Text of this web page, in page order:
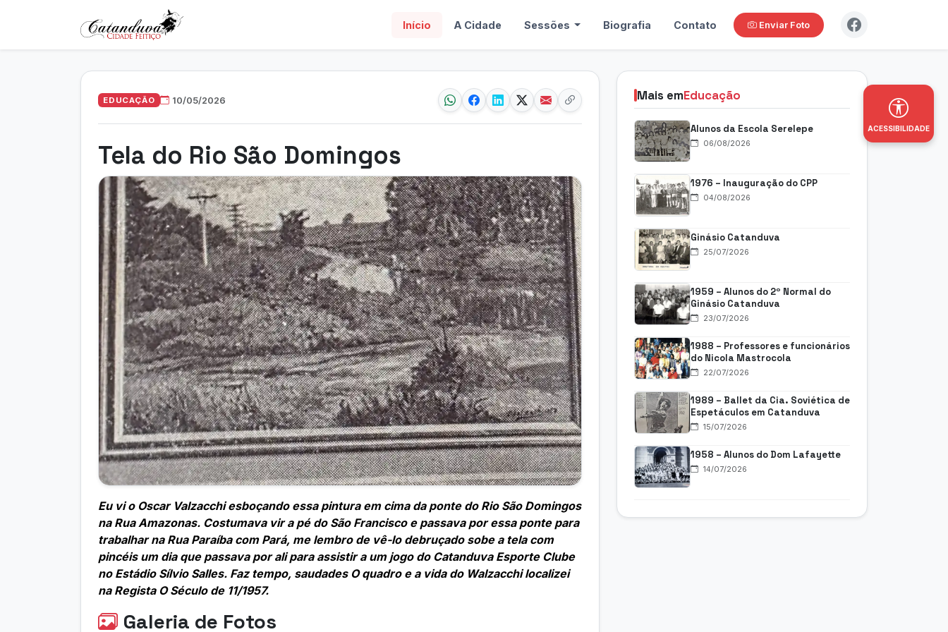
Início A Cidade Sessões Biografia Contato Enviar Foto
EDUCAÇÃO 10/05/2026
Tela do Rio São Domingos
Eu vi o Oscar Valzacchi esboçando essa pintura em cima da ponte do Rio São Domingos
na Rua Amazonas. Costumava vir a pé do São Francisco e passava por essa ponte para
trabalhar na Rua Paraíba com Pará, me lembro de vê-lo debruçado sobe a tela com
pincéis um dia que passava por ali para assistir a um jogo do Catanduva Esporte Clube
no Estádio Sílvio Salles. Faz tempo, saudades O quadro e a vida do Walzacchi localizei
na Regista O Século de 11/1957.
Galeria de Fotos
Mais emEducação
Alunos da Escola Serelepe
06/08/2026
1976 – Inauguração do CPP
04/08/2026
Ginásio Catanduva
25/07/2026
1959 – Alunos do 2º Normal do
Ginásio Catanduva
23/07/2026
1988 – Professores e funcionários
do Nicola Mastrocola
22/07/2026
1989 – Ballet da Cia. Soviética de
Espetáculos em Catanduva
15/07/2026
1958 – Alunos do Dom Lafayette
14/07/2026
ACESSIBILIDADE